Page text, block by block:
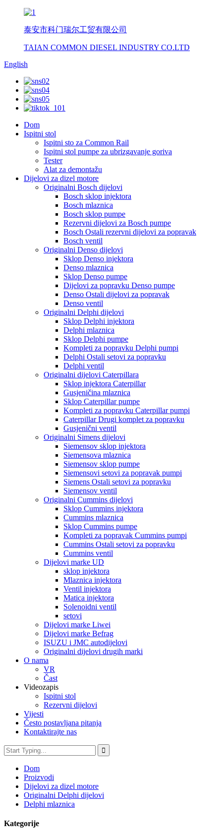
泰安市科门瑞尔工贸有限公司
TAIAN COMMON DIESEL INDUSTRY CO.LTD
English
Dom
Ispitni stol
Ispitni sto za Common Rail
Ispitni stol pumpe za ubrizgavanje goriva
Tester
Alat za demontažu
Dijelovi za dizel motore
Originalni Bosch dijelovi
Bosch sklop injektora
Bosch mlaznica
Bosch sklop pumpe
Rezervni dijelovi za Bosch pumpe
Bosch Ostali rezervni dijelovi za popravak
Bosch ventil
Originalni Denso dijelovi
Sklop Denso injektora
Denso mlaznica
Sklop Denso pumpe
Dijelovi za popravku Denso pumpe
Denso Ostali dijelovi za popravak
Denso ventil
Originalni Delphi dijelovi
Sklop Delphi injektora
Delphi mlaznica
Sklop Delphi pumpe
Kompleti za popravku Delphi pumpi
Delphi Ostali setovi za popravku
Delphi ventil
Originalni dijelovi Caterpillara
Sklop injektora Caterpillar
Gusjeničina mlaznica
Sklop Caterpillar pumpe
Kompleti za popravku Caterpillar pumpi
Caterpillar Drugi komplet za popravku
Gusjenični ventil
Originalni Simens dijelovi
Siemensov sklop injektora
Siemensova mlaznica
Siemensov sklop pumpe
Siemensovi setovi za popravak pumpi
Siemens Ostali setovi za popravku
Siemensov ventil
Originalni Cummins dijelovi
Sklop Cummins injektora
Cummins mlaznica
Sklop Cummins pumpe
Kompleti za popravak Cummins pumpi
Cummins Ostali setovi za popravku
Cummins ventil
Dijelovi marke UD
sklop injektora
Mlaznica injektora
Ventil injektora
Matica injektora
Solenoidni ventil
setovi
Dijelovi marke Liwei
Dijelovi marke Befrag
ISUZU i JMC autodijelovi
Originalni dijelovi drugih marki
O nama
VR
Čast
Videozapis
Ispitni stol
Rezervni dijelovi
Vijesti
Često postavljana pitanja
Kontaktirajte nas
Dom
Proizvodi
Dijelovi za dizel motore
Originalni Delphi dijelovi
Delphi mlaznica
Kategorije